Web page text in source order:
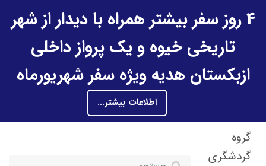
4 روز سفر بیشتر همراه با دیدار از شهر
تاریخی خیوه و یک پرواز داخلی
ازبکستان هدیه ویژه سفر شهریورماه
اطلاعات بیشتر...
گروه
گردشگری